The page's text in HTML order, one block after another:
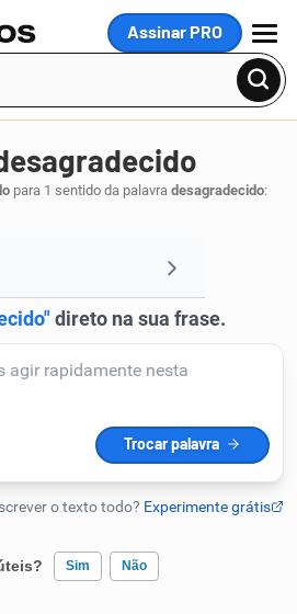
Assinar PRO
MENU
para 1 sentido da palavra desagradecido:
Sim Não